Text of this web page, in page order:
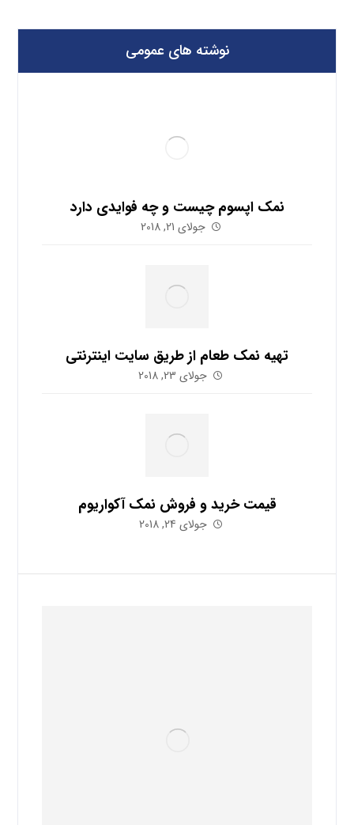
نوشته های عمومی
نمک اپسوم چیست و چه فوایدی دارد
جولای 21, 2018
تهیه نمک طعام از طریق سایت اینترنتی
جولای 23, 2018
قیمت خرید و فروش نمک آکواریوم
جولای 24, 2018